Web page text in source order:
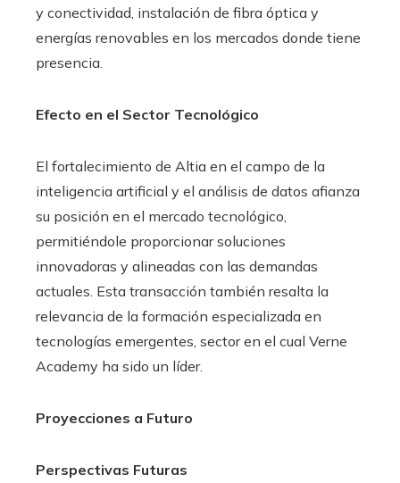
y conectividad, instalación de fibra óptica y
energías renovables en los mercados donde tiene
presencia.
Efecto en el Sector Tecnológico
El fortalecimiento de Altia en el campo de la
inteligencia artificial y el análisis de datos afianza
su posición en el mercado tecnológico,
permitiéndole proporcionar soluciones
innovadoras y alineadas con las demandas
actuales. Esta transacción también resalta la
relevancia de la formación especializada en
tecnologías emergentes, sector en el cual Verne
Academy ha sido un líder.
Proyecciones a Futuro
Perspectivas Futuras